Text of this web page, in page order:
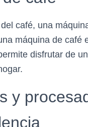
café, una
máquina de café
disfrutar de
y